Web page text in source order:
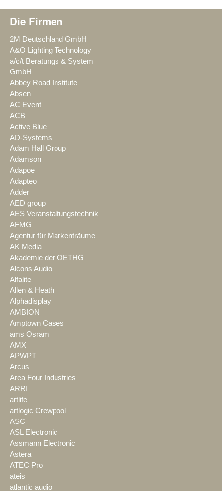
Die Firmen
2M Deutschland GmbH
A&O Lighting Technology
a/c/t Beratungs & System
GmbH
Abbey Road Institute
Absen
AC Event
ACB
Active Blue
AD-Systems
Adam Hall Group
Adamson
Adapoe
Adapteo
Adder
AED group
AES Veranstaltungstechnik
AFMG
Agentur für Markenträume
AK Media
Akademie der OETHG
Alcons Audio
Alfalite
Allen & Heath
Alphadisplay
AMBION
Amptown Cases
ams Osram
AMX
APWPT
Arcus
Area Four Industries
ARRI
artlife
artlogic Crewpool
ASC
ASL Electronic
Assmann Electronic
Astera
ATEC Pro
ateis
atlantic audio